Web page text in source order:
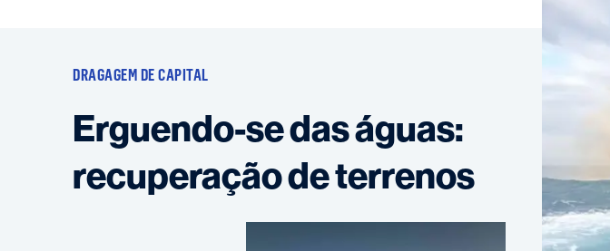
DRAGAGEM DE CAPITAL
Erguendo-se das águas:
recuperação de terrenos